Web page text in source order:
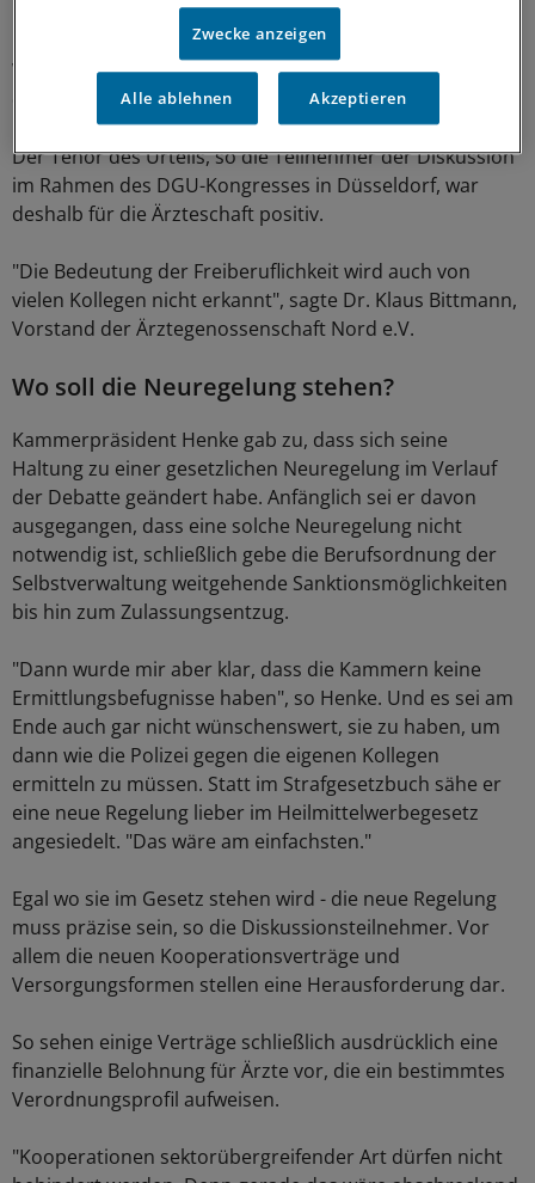
Gleichzeitig stellten die Richter fest, dass die Ärzte keine
Weisungsnehmer der Krankenkassen sind und stärkten
damit ihren Status der Freiberuflichkeit.
Der Tenor des Urteils, so die Teilnehmer der Diskussion
im Rahmen des DGU-Kongresses in Düsseldorf, war
deshalb für die Ärzteschaft positiv.
"Die Bedeutung der Freiberuflichkeit wird auch von
vielen Kollegen nicht erkannt", sagte Dr. Klaus Bittmann,
Vorstand der Ärztegenossenschaft Nord e.V.
Wo soll die Neuregelung stehen?
Kammerpräsident Henke gab zu, dass sich seine
Haltung zu einer gesetzlichen Neuregelung im Verlauf
der Debatte geändert habe. Anfänglich sei er davon
ausgegangen, dass eine solche Neuregelung nicht
notwendig ist, schließlich gebe die Berufsordnung der
Selbstverwaltung weitgehende Sanktionsmöglichkeiten
bis hin zum Zulassungsentzug.
"Dann wurde mir aber klar, dass die Kammern keine
Ermittlungsbefugnisse haben", so Henke. Und es sei am
Ende auch gar nicht wünschenswert, sie zu haben, um
dann wie die Polizei gegen die eigenen Kollegen
ermitteln zu müssen. Statt im Strafgesetzbuch sähe er
eine neue Regelung lieber im Heilmittelwerbegesetz
angesiedelt. "Das wäre am einfachsten."
Egal wo sie im Gesetz stehen wird - die neue Regelung
muss präzise sein, so die Diskussionsteilnehmer. Vor
allem die neuen Kooperationsverträge und
Versorgungsformen stellen eine Herausforderung dar.
So sehen einige Verträge schließlich ausdrücklich eine
finanzielle Belohnung für Ärzte vor, die ein bestimmtes
Verordnungsprofil aufweisen.
"Kooperationen sektorübergreifender Art dürfen nicht
Zwecke anzeigen
Alle ablehnen Akzeptieren